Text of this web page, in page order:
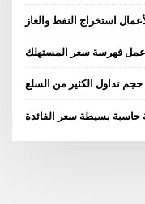
استخراج النفط والغاز
فهرسة سعر المستهلك
حجم تداول الكثير من السلع
حاسبة بسيطة سعر الفائدة